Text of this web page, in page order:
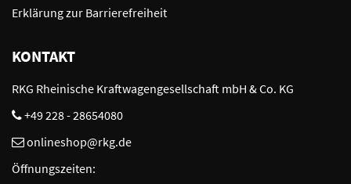
Erklärung zur Barrierefreiheit
KONTAKT
RKG Rheinische Kraftwagengesellschaft mbH & Co. KG
+49 228 - 28654080
onlineshop@rkg.de
Öffnungszeiten: